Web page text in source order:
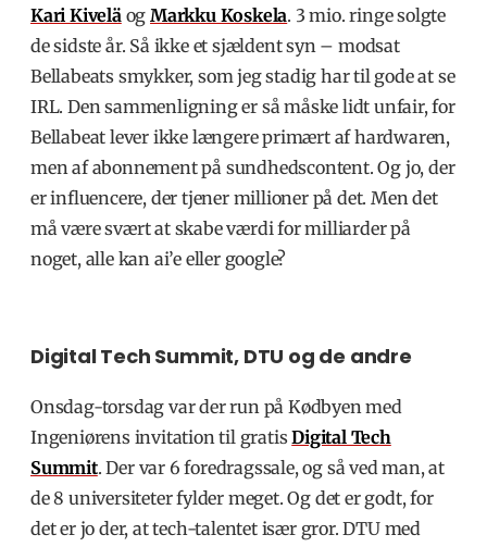
Kari Kivelä ogMarkku Koskela. 3 mio. ringe solgte
de sidste år. Så ikke et sjældent syn – modsat
Bellabeats smykker, som jeg stadig har til gode at se
IRL. Den sammenligning er så måske lidt unfair, for
Bellabeat lever ikke længere primært af hardwaren,
men af abonnement på sundhedscontent. Og jo, der
er influencere, der tjener millioner på det. Men det
må være svært at skabe værdi for milliarder på
noget, alle kan ai’e eller google?
Digital Tech Summit, DTU og de andre
Onsdag-torsdag var der run på Kødbyen med
Ingeniørens invitation til gratisDigital Tech
Summit. Der var 6 foredragssale, og så ved man, at
de 8 universiteter fylder meget. Og det er godt, for
det er jo der, at tech-talentet især gror. DTU med